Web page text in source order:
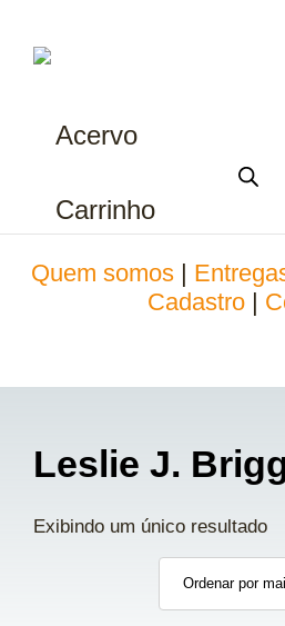
Acervo
Carrinho
Quem somos
Cadastro
Leslie J.
Exibindo um único resultado